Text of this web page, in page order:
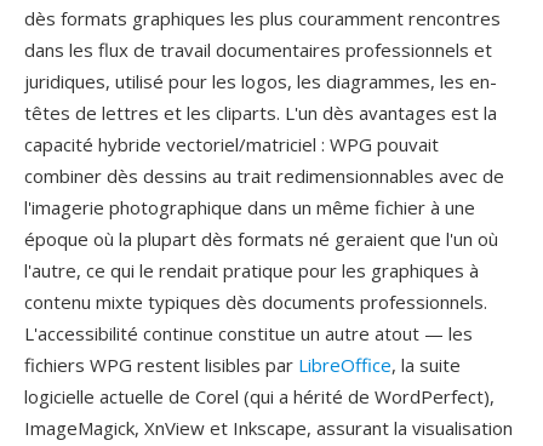
dès formats graphiques les plus couramment rencontres
dans les flux de travail documentaires professionnels et
juridiques, utilisé pour les logos, les diagrammes, les en-
têtes de lettres et les cliparts. L'un dès avantages est la
capacité hybride vectoriel/matriciel : WPG pouvait
combiner dès dessins au trait redimensionnables avec de
l'imagerie photographique dans un même fichier à une
époque où la plupart dès formats né geraient que l'un où
l'autre, ce qui le rendait pratique pour les graphiques à
contenu mixte typiques dès documents professionnels.
L'accessibilité continue constitue un autre atout — les
fichiers WPG restent lisibles par LibreOffice, la suite
logicielle actuelle de Corel (qui a hérité de WordPerfect),
ImageMagick, XnView et Inkscape, assurant la visualisation